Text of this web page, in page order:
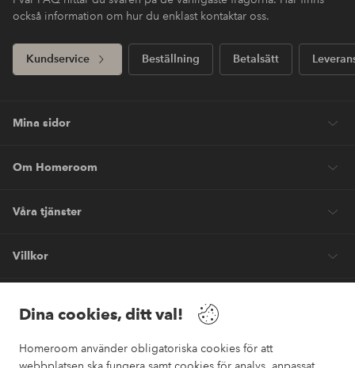
Dina cookies, ditt val!
Homeroom använder obligatoriska cookies för att
också information om hur du enklast kontaktar oss.
Kundservice Beställning Betalsätt
Mina sidor
Om Homeroom
Våra tjänster
Villkor